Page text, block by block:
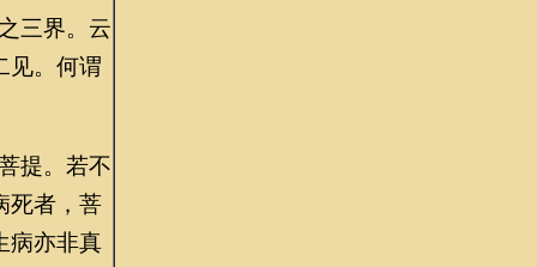
三界。云
见。何谓
提。若不
死者，菩
病亦非真